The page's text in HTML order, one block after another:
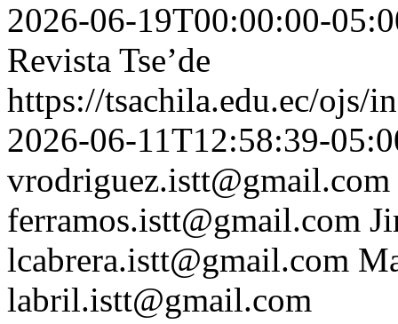
2026-06-19T00:00:00-
Revista Tse’de
https://tsachila.edu.ec/ojs/
2026-06-11T12:58:39-
vrodriguez.istt@gmail.com
ferramos.istt@gmail.com
lcabrera.istt@gmail.com
labril.istt@gmail.com